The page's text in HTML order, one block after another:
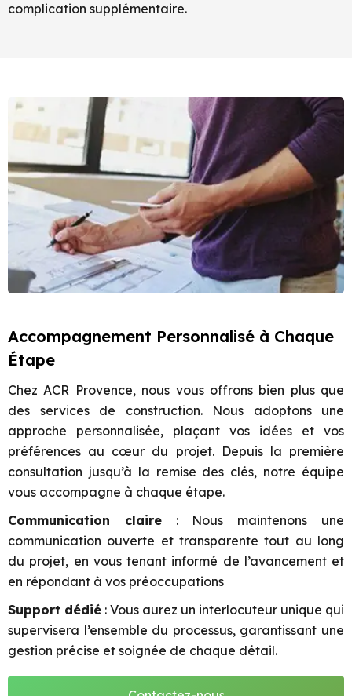
complication supplémentaire.
Accompagnement Personnalisé à Chaque
Étape
Chez ACR Provence, nous vous offrons bien plus que
des services de construction. Nous adoptons une
approche personnalisée, plaçant vos idées et vos
préférences au cœur du projet. Depuis la première
consultation jusqu’à la remise des clés, notre équipe
vous accompagne à chaque étape.
Communication claire: Nous maintenons une
communication ouverte et transparente tout au long
du projet, en vous tenant informé de l’avancement et
en répondant à vos préoccupations
Support dédié : Vous aurez un interlocuteur unique qui
supervisera l’ensemble du processus, garantissant une
gestion précise et soignée de chaque détail.